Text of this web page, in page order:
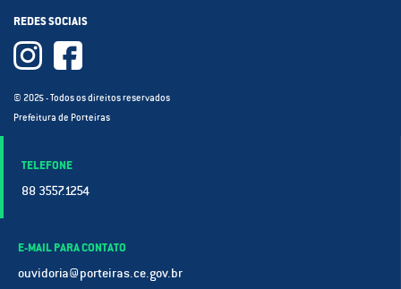
REDES SOCIAIS
© 2025 - Todos os direitos reservados
Prefeitura de Porteiras
TELEFONE
88 3557.1254
E-MAIL PARA CONTATO
ouvidoria@porteiras.ce.gov.br